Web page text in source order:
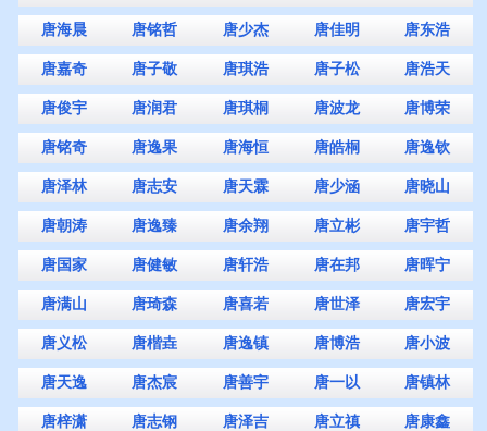
唐海晨 唐铭哲 唐少杰 唐佳明 唐东浩
唐嘉奇 唐子敬 唐琪浩 唐子松 唐浩天
唐俊宇 唐润君 唐琪桐 唐波龙 唐博荣
唐铭奇 唐逸果 唐海恒 唐皓桐 唐逸钦
唐泽林 唐志安 唐天霖 唐少涵 唐晓山
唐朝涛 唐逸臻 唐余翔 唐立彬 唐宇哲
唐国家 唐健敏 唐轩浩 唐在邦 唐晖宁
唐满山 唐琦森 唐喜若 唐世泽 唐宏宇
唐义松 唐楷垚 唐逸镇 唐博浩 唐小波
唐天逸 唐杰宸 唐善宇 唐一以 唐镇林
唐梓潇 唐志钢 唐泽吉 唐立禛 唐康鑫